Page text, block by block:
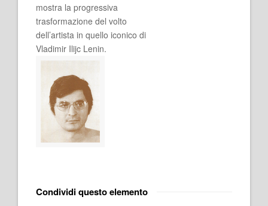
mostra la progressiva
trasformazione del volto
dell’artista in quello iconico di
Vladimir Ilijc Lenin.
Condividi questo elemento